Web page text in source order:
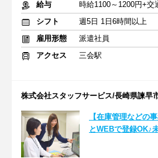
給与
時給1100～1200円+交
シフト
週5日 1日6時間以上
雇用形態
派遣社員
アクセス
三会駅
株式会社スタッフサービス/長崎県諫早
【在庫管理などの
とWEBで登録OK♪